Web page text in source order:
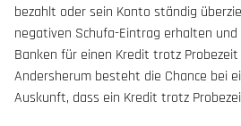
bezahlt oder sein Konto ständig
negativen Schufa-Eintrag erhalten und
Banken für einen Kredit trotz
Andersherum besteht die Chance bei
Auskunft, dass ein Kredit trotz